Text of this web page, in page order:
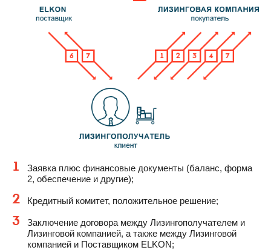
1
Заявка плюс финансовые документы (баланс, форма
2, обеспечение и другие);
2 Кредитный комитет, положительное решение;
3
Заключение договора между Лизингополучателем и
Лизинговой компанией, а также между Лизинговой
компанией и Поставщиком ELKON;